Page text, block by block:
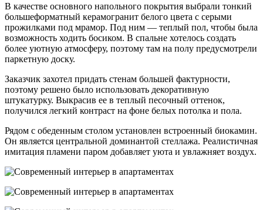
В качестве основного напольного покрытия выбрали тонкий
большеформатный керамогранит белого цвета с серыми
прожилками под мрамор. Под ним — теплый пол, чтобы была
возможность ходить босиком. В спальне хотелось создать
более уютную атмосферу, поэтому там на полу предусмотрели
паркетную доску.
Заказчик захотел придать стенам большей фактурности,
поэтому решено было использовать декоративную
штукатурку. Выкрасив ее в теплый песочный оттенок,
получился легкий контраст на фоне белых потолка и пола.
Рядом с обеденным столом установлен встроенный биокамин.
Он является центральной доминантой стеллажа. Реалистичная
имитация пламени паром добавляет уюта и увлажняет воздух.